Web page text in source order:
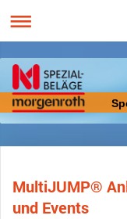
MultiJUMP®
und Events